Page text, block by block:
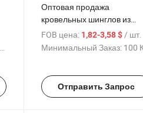
Оптовая продажа
кровельных шинглов из
каменной металлической
черепицы для
FOB цена: 1,82-3,58 $ / шт.
Минимальный Заказ: 100
Отправить Запрос